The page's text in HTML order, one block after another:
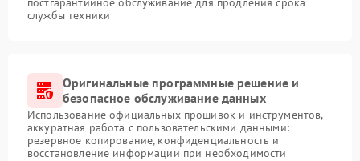
службы техники
Оригинальные программные решение и
безопасное обслуживание данных
Использование официальных прошивок и инструментов,
аккуратная работа с пользовательскими данными:
резервное копирование, конфиденциальность и
восстановление информации при необходимости